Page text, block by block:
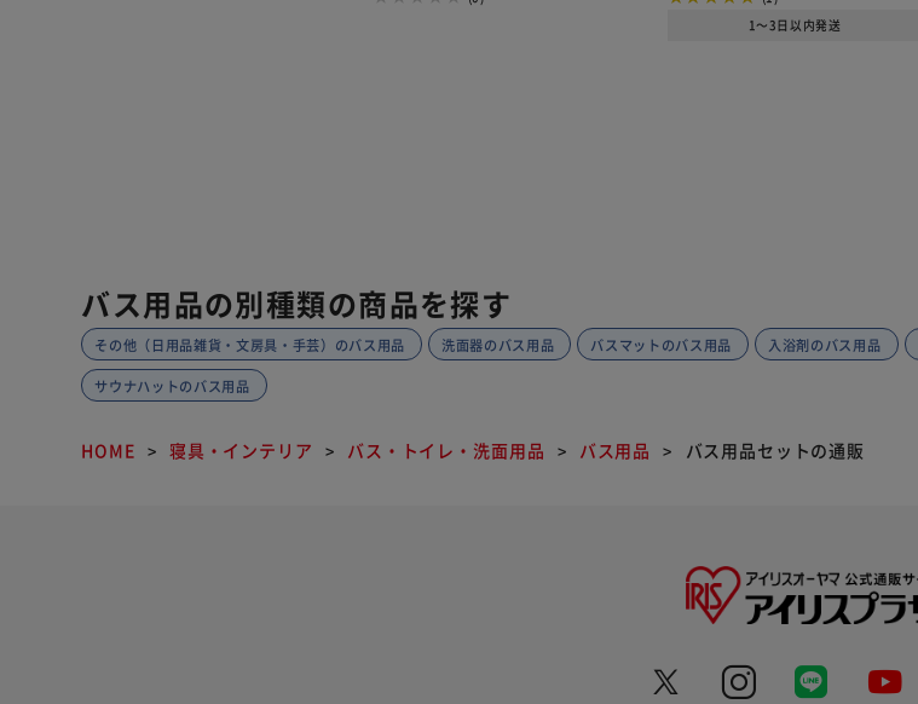
1～3日以内発送
バス用品の別種類の商品を探す
その他（日用品雑貨・文房具・手芸）のバス用品 洗面器のバス用品 バスマットのバス用品 入浴剤のバス用品
サウナハットのバス用品
HOME 寝具・インテリア バス・トイレ・洗面用品 バス用品 バス用品セットの通販